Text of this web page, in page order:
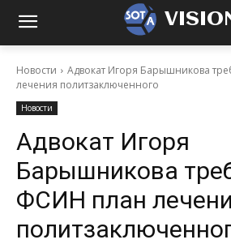
Новости
Адвокат Игоря Барышникова
лечения политзаключенного
Новости
Адвокат Игоря
Барышникова
ФСИН план